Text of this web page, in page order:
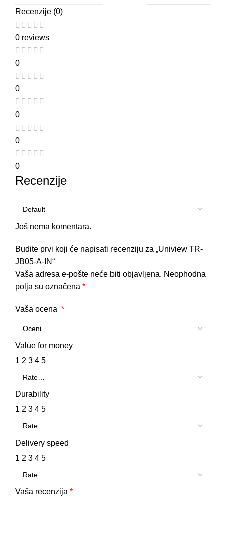
Recenzije (0)
0 reviews
0
0
0
0
0
Recenzije
Još nema komentara.
Budite prvi koji će napisati recenziju za „Uniview TR-
JB05-A-IN“
Vaša adresa e-pošte neće biti objavljena. Neophodna
polja su označena *
Vaša ocena *
Value for money
1 2 3 4 5
Durability
1 2 3 4 5
Delivery speed
1 2 3 4 5
Vaša recenzija *